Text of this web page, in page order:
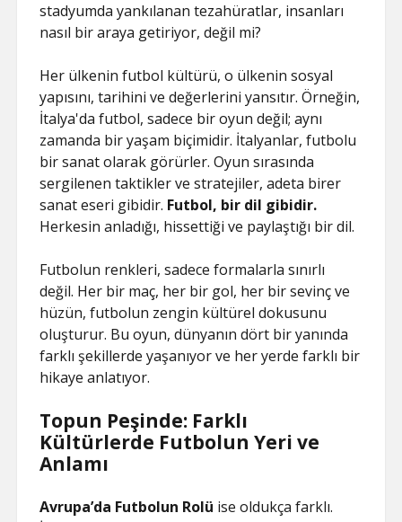
stadyumda yankılanan tezahüratlar, insanları
nasıl bir araya getiriyor, değil mi?
Her ülkenin futbol kültürü, o ülkenin sosyal
yapısını, tarihini ve değerlerini yansıtır. Örneğin,
İtalya'da futbol, sadece bir oyun değil; aynı
zamanda bir yaşam biçimidir. İtalyanlar, futbolu
bir sanat olarak görürler. Oyun sırasında
sergilenen taktikler ve stratejiler, adeta birer
sanat eseri gibidir. Futbol, bir dil gibidir.
Herkesin anladığı, hissettiği ve paylaştığı bir dil.
Futbolun renkleri, sadece formalarla sınırlı
değil. Her bir maç, her bir gol, her bir sevinç ve
hüzün, futbolun zengin kültürel dokusunu
oluşturur. Bu oyun, dünyanın dört bir yanında
farklı şekillerde yaşanıyor ve her yerde farklı bir
hikaye anlatıyor.
Topun Peşinde: Farklı
Kültürlerde Futbolun Yeri ve
Anlamı
Avrupa’da Futbolun Rolü ise oldukça farklı.